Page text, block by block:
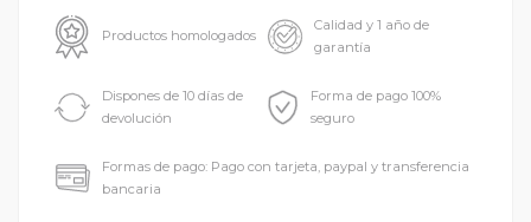
Productos homologados
Calidad y 1 año de
garantía
Dispones de 10 días de
devolución
Forma de pago 100%
seguro
Formas de pago: Pago con tarjeta, paypal y transferencia
bancaria